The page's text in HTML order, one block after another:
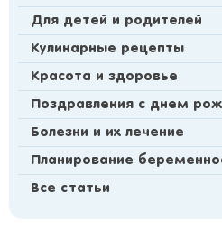
Для детей и родителей
Кулинарные рецепты
Красота и здоровье
Поздравления с днем
Болезни и их лечение
Планирование
Все статьи